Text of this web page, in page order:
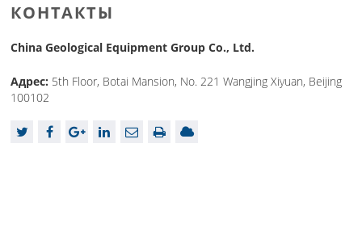
КОНТАКТЫ
China Geological Equipment Group Co., Ltd.
Адрес: 5th Floor, Botai Mansion, No. 221 Wangjing Xiyuan, Beijing
100102